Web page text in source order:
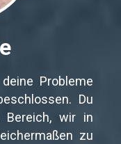
Probleme
Du
Bereich, wir in
zu